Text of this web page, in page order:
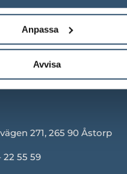
Anpassa
Avvisa
om inget annat anges
271, 265 90 Åstorp
22 55 59